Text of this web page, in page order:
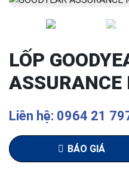
Previous
LỐP
ASSURANCE
Liên hệ: 0964 21
BÁO GIÁ